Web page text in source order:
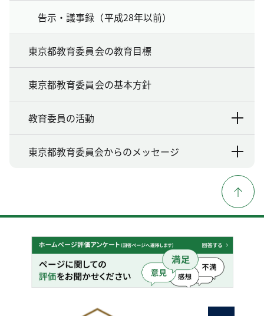
告示・議事録（平成28年以前）
東京都教育委員会の教育目標
東京都教育委員会の基本方針
教育委員の活動
東京都教育委員会からのメッセージ